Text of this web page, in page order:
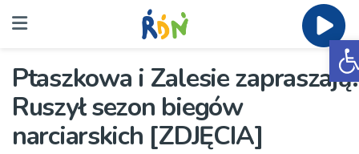
Ptaszkowa i Zalesie zapraszają.
Ruszył sezon biegów
narciarskich [ZDJĘCIA]